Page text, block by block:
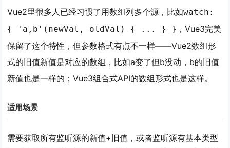
Vue2里很多人已经习惯了用数组列多个源，比如watch:
{ 'a,b'(newVal, oldVal) { ... } } ，Vue3完美
保留了这个特性，但参数格式有点不一样——Vue2数组形
式的旧值新值是对应的数组，比如a变了但b没动，b的旧值
新值也是一样的；Vue3组合式API的数组形式也是这样。
适用场景
需要获取所有监听源的新值+旧值 ，或者监听源有基本类型